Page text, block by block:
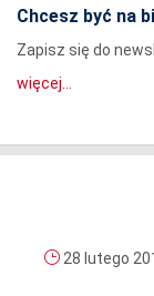
Chcesz być na
Zapisz się do
więcej...
28 lutego